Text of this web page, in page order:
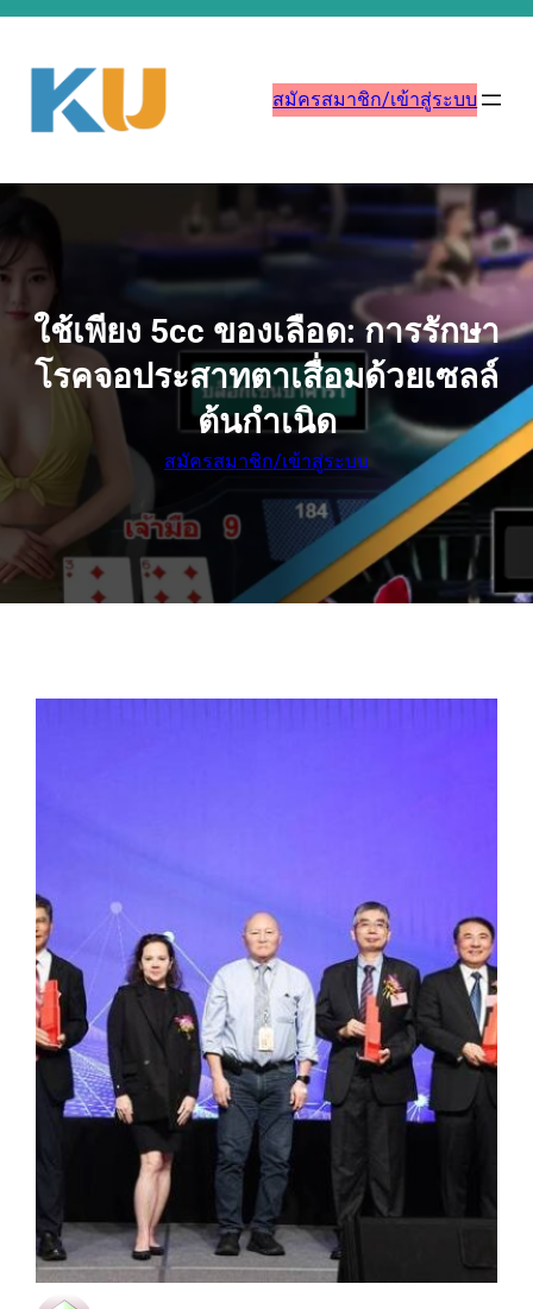
ข้าม
เนื้อหา
สมัครสมาชิก/เข้าสู่ระบบ
ใช้เพียง 5cc ของเลือด: การรักษา
โรคจอประสาทตาเสื่อมด้วยเซลล์
ต้นกำเนิด
สมัครสมาชิก/เข้าสู่ระบบ